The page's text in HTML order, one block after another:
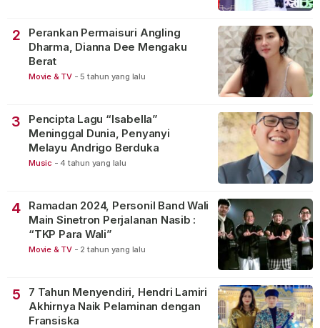
2
Perankan Permaisuri Angling
Dharma, Dianna Dee Mengaku
Berat
Movie & TV - 5 tahun yang lalu
3
Pencipta Lagu “Isabella”
Meninggal Dunia, Penyanyi
Melayu Andrigo Berduka
Music - 4 tahun yang lalu
4
Ramadan 2024, Personil Band Wali
Main Sinetron Perjalanan Nasib :
“TKP Para Wali”
Movie & TV - 2 tahun yang lalu
5
7 Tahun Menyendiri, Hendri Lamiri
Akhirnya Naik Pelaminan dengan
Fransiska